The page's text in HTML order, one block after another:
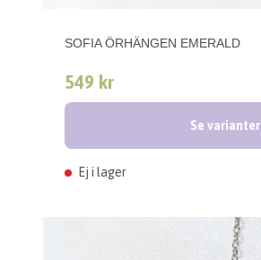
SOFIA ÖRHÄNGEN EMERALD
549 kr
Se varianter
Ej i lager